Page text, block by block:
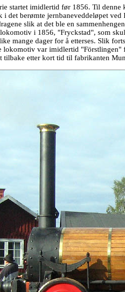
startet imidlertid før 1856. Til
i det berømte jernbaneveddeløpet
slik at det ble en
i 1856, "Fryckstad", som
mange dager for å etterses. Slik
lokomotiv var imidlertid
tilbake etter kort tid til fabrikanten